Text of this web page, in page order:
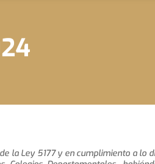
la Ley 5177 y en cumplimiento a lo